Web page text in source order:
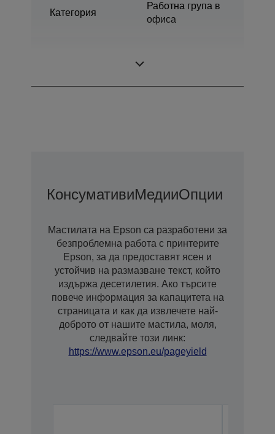
Категория
Работна група в
офиса
Многофункционалност
КонсумативиМедииОпции
Мастилата на Epson са разработени за
безпроблемна работа с принтерите
Epson, за да предоставят ясен и
устойчив на размазване текст, който
издържа десетилетия. Ако търсите
повече информация за капацитета на
страницата и как да извлечете най-
доброто от нашите мастила, моля,
следвайте този линк:
https://www.epson.eu/pageyield